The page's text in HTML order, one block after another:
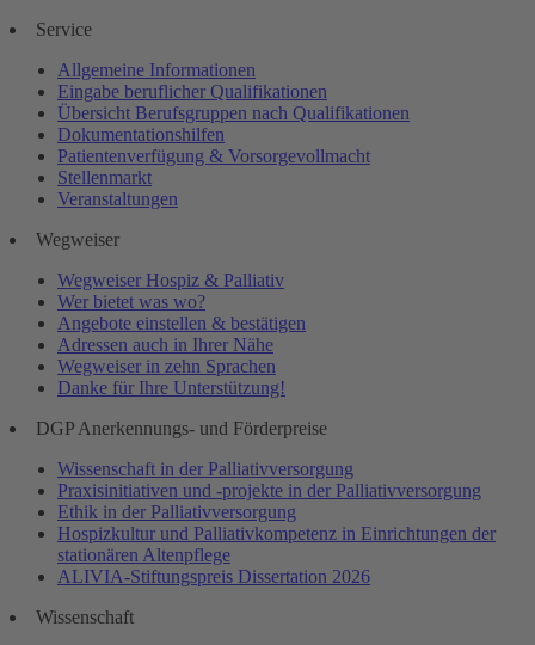
Service
Allgemeine Informationen
Eingabe beruflicher Qualifikationen
Übersicht Berufsgruppen nach Qualifikationen
Dokumentationshilfen
Patientenverfügung & Vorsorgevollmacht
Stellenmarkt
Veranstaltungen
Wegweiser
Wegweiser Hospiz & Palliativ
Wer bietet was wo?
Angebote einstellen & bestätigen
Adressen auch in Ihrer Nähe
Wegweiser in zehn Sprachen
Danke für Ihre Unterstützung!
DGP Anerkennungs- und Förderpreise
Wissenschaft in der Palliativversorgung
Praxisinitiativen und -projekte in der Palliativversorgung
Ethik in der Palliativversorgung
Hospizkultur und Palliativkompetenz in Einrichtungen der
stationären Altenpflege
ALIVIA-Stiftungspreis Dissertation 2026
Wissenschaft